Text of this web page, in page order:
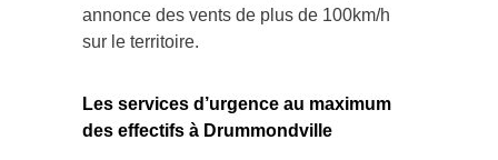
annonce des vents de plus de 100km/h
sur le territoire.
Les services d’urgence au maximum
des effectifs à Drummondville